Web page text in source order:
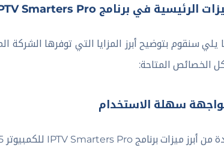
زات الرئيسية في برنامج IPTV Smarters Pro للكمبيوتر
يلي سنقوم بتوضيح أبرز المزايا التي توفرها
الخصائص المتاحة:
سهلة الاستخدام